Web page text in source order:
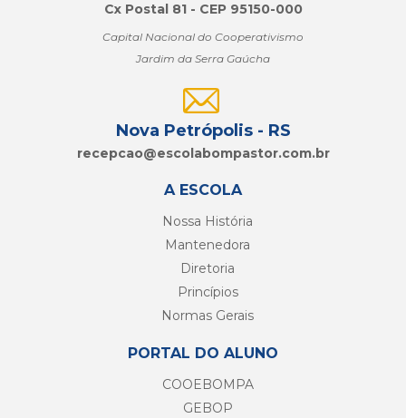
Cx Postal 81 - CEP 95150-000
Capital Nacional do Cooperativismo
Jardim da Serra Gaúcha
Nova Petrópolis - RS
recepcao@escolabompastor.com.br
A ESCOLA
Nossa História
Mantenedora
Diretoria
Princípios
Normas Gerais
PORTAL DO ALUNO
COOEBOMPA
GEBOP